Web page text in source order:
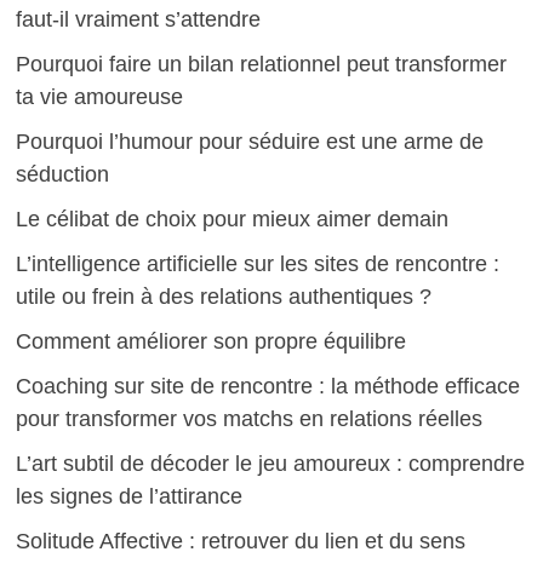
faut-il vraiment s’attendre
Pourquoi faire un bilan relationnel peut transformer
ta vie amoureuse
Pourquoi l’humour pour séduire est une arme de
séduction
Le célibat de choix pour mieux aimer demain
L’intelligence artificielle sur les sites de rencontre :
utile ou frein à des relations authentiques ?
Comment améliorer son propre équilibre
Coaching sur site de rencontre : la méthode efficace
pour transformer vos matchs en relations réelles
L’art subtil de décoder le jeu amoureux : comprendre
les signes de l’attirance
Solitude Affective : retrouver du lien et du sens